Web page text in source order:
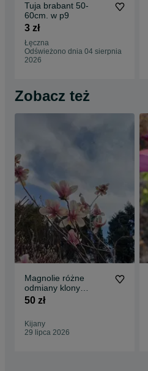
Tuja brabant 50-
60cm. w p9
3 zł
Łęczna
Odświeżono dnia 04 sierpnia
2026
Zobacz też
Magnolie różne
odmiany klony
palmowe
50 zł
Kijany
29 lipca 2026